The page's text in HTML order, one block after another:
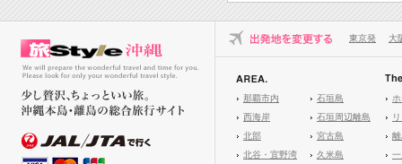
東京発 大
那覇市内
西海岸
北部
北谷・宜野湾
石垣島
石垣周辺離島
宮古島
久米島